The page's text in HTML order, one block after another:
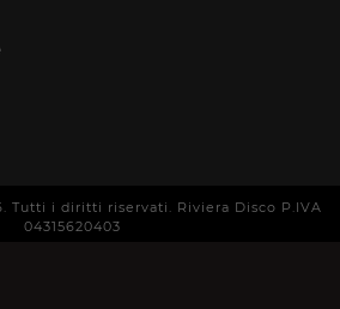
. Tutti i diritti riservati. Riviera Disco P.IVA
04315620403